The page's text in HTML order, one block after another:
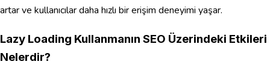
artar ve kullanıcılar daha hızlı bir erişim deneyimi yaşar.
Lazy Loading Kullanmanın SEO Üzerindeki Etkileri
Nelerdir?